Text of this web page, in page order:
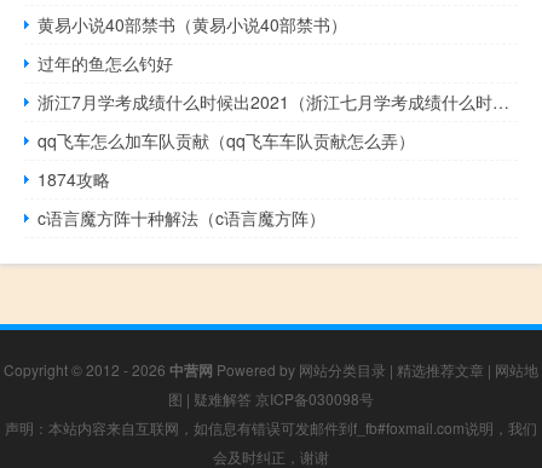
黄易小说40部禁书（黄易小说40部禁书）
过年的鱼怎么钓好
浙江7月学考成绩什么时候出2021（浙江七月学考成绩什么时候出）
qq飞车怎么加车队贡献（qq飞车车队贡献怎么弄）
1874攻略
c语言魔方阵十种解法（c语言魔方阵）
Copyright © 2012 - 2026 中营网 Powered by 网站分类目录 | 精选推荐文章 | 网站地
图 | 疑难解答 京ICP备030098号
声明：本站内容来自互联网，如信息有错误可发邮件到f_fb#foxmail.com说明，我们
会及时纠正，谢谢